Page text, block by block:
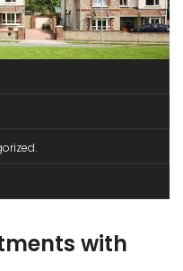
with